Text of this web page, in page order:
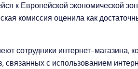
к Европейской экономической
комиссия оценила как
сотрудники интернет-магазина,
связанных с использованием